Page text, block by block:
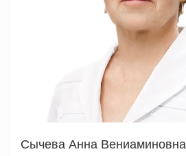
Сычева Анна Вениаминовна